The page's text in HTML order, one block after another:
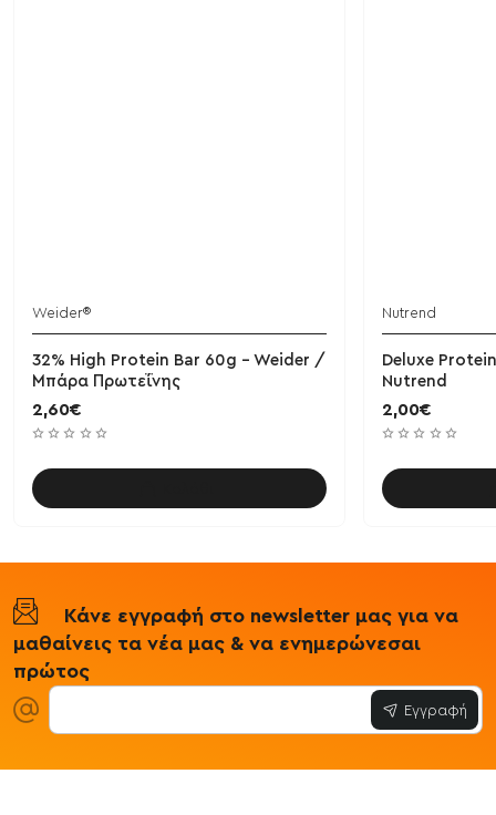
Weider®
32% High Protein Bar 60g - Weider /
Μπάρα Πρωτεΐνης
2,60€
Nutrend
Deluxe
Nutrend
2,00€
Κάνε εγγραφή στο newsletter μας για να
μαθαίνεις τα νέα μας & να ενημερώνεσαι
πρώτος
Εγγραφή